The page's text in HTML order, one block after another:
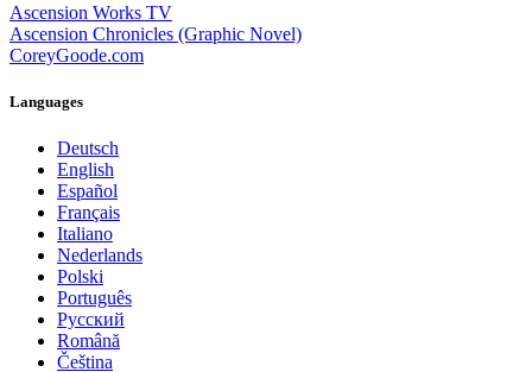
Ascension Works TV
Ascension Chronicles (Graphic Novel)
CoreyGoode.com
Languages
Deutsch
English
Español
Français
Italiano
Nederlands
Polski
Português
Pусский
Română
Čeština